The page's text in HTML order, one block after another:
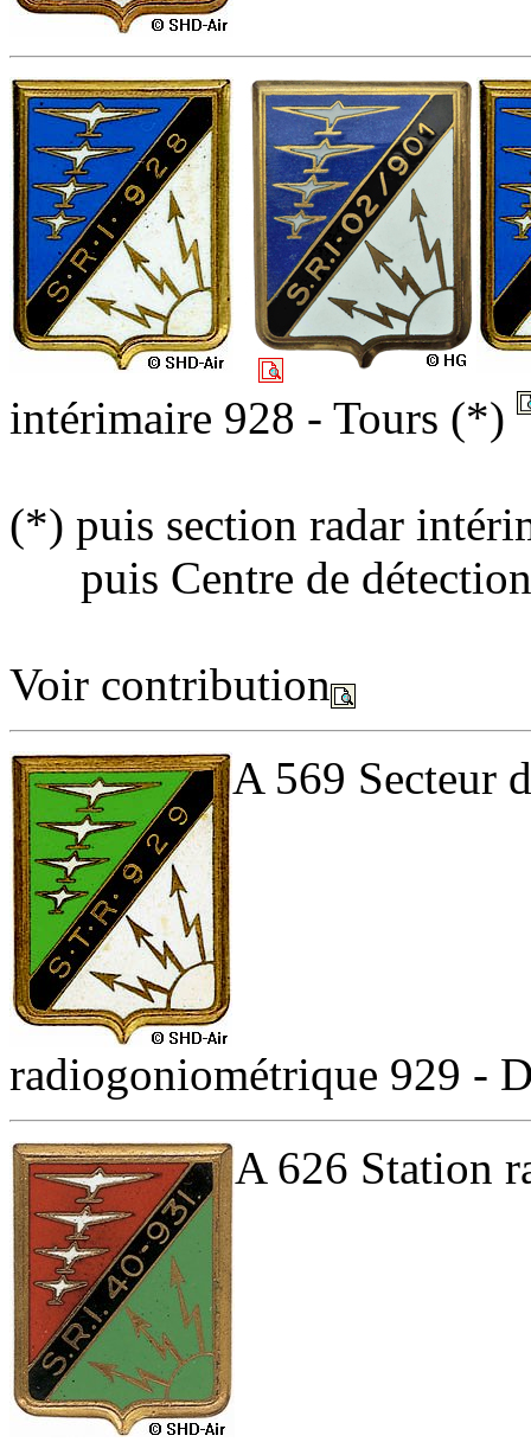
intérimaire 928 - Tours (*)
(*) puis section radar
puis Centre de
Voir contribution
A 569 Secteur
radiogoniométrique 929 -
A 626 Station